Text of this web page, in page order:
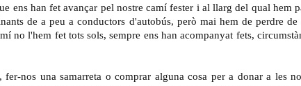
ens han fet avançar pel nostre camí fester i al llarg del qual hem
de a peu a conductors d'autobús, però mai hem de perdre de
no l'hem fet tots sols, sempre ens han acompanyat fets,
fer-nos una samarreta o comprar alguna cosa per a donar a les